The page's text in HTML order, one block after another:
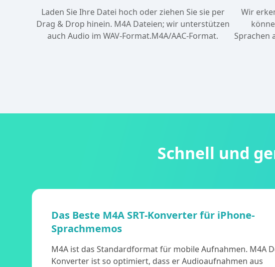
Laden Sie Ihre Datei hoch oder ziehen Sie sie per
Drag & Drop hinein. M4A Dateien; wir unterstützen
auch Audio im WAV-Format.M4A/AAC-Format.
Wir
Sprachen
Schnell und
Das Beste M4A SRT-Konverter für iPhone-
Sprachmemos
M4A ist das Standardformat für mobile Aufnahmen. M4A
Konverter ist so optimiert, dass er Audioaufnahmen aus